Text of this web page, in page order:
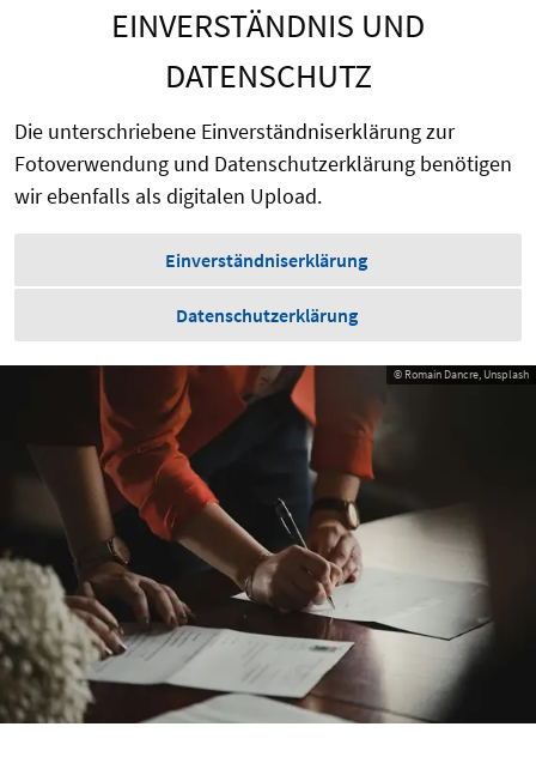
EINVERSTÄNDNIS UND
DATENSCHUTZ
Die unterschriebene Einverständniserklärung zur
Fotoverwendung und Datenschutzerklärung benötigen
wir ebenfalls als digitalen Upload.
Einverständniserklärung
Datenschutzerklärung
© Romain Dancre, Unsplash